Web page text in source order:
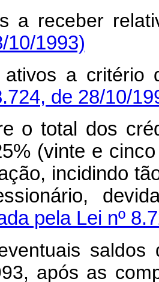
a receber
10/1993)
ativos a critério
de 28/10/
o total dos
(vinte e
incidindo
pela Lei nº
saldos
após as